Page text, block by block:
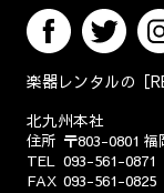
楽器レンタルの［
北九州本社
住所 〒803-0801 福
TEL 093-561-0871
FAX 093-561-0825